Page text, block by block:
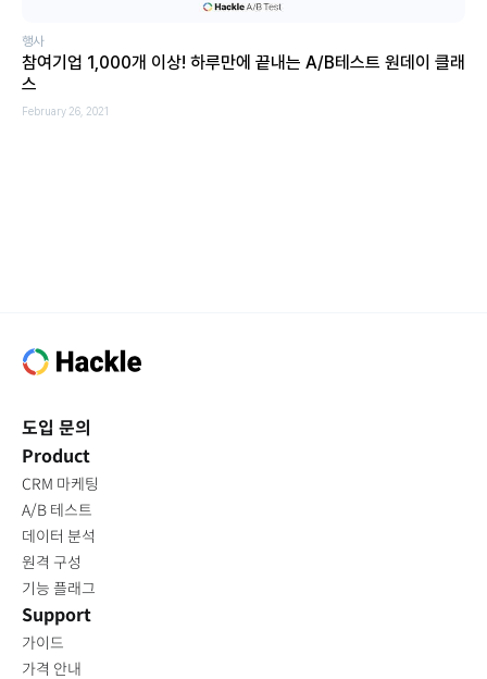
행사
참여기업 1,000개 이상! 하루만에 끝내는 A/B테스트 원데이 클래
스
February 26, 2021
도입 문의
Product
CRM 마케팅
A/B 테스트
데이터 분석
원격 구성
기능 플래그
Support
가이드
가격 안내